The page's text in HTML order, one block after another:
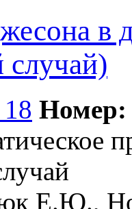
в
случай)
Номер:
Е.Ю.,